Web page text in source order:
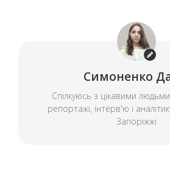
Симоненко
Спілкуюсь з цікавими
репортажі, інтерв'ю і
Запоріжжі